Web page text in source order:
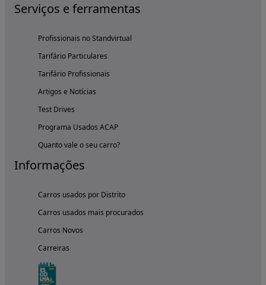
Serviços e ferramentas
Profissionais no Standvirtual
Tarifário Particulares
Tarifário Profissionais
Artigos e Notícias
Test Drives
Programa Usados ACAP
Quanto vale o seu carro?
Informações
Carros usados por Distrito
Carros usados mais procurados
Carros Novos
Carreiras